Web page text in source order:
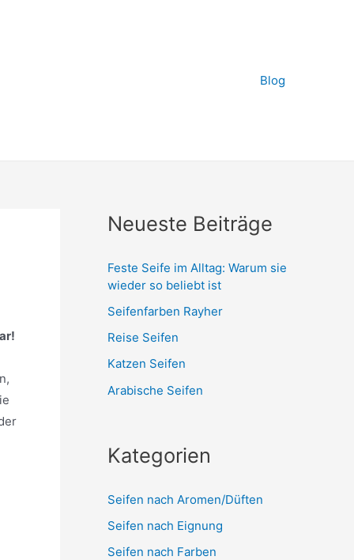
Blog
Neueste Beiträge
Feste Seife im Alltag: Warum sie
wieder so beliebt ist
Seifenfarben Rayher
Reise Seifen
Katzen Seifen
Arabische Seifen
Kategorien
Seifen nach Aromen/Düften
Seifen nach Eignung
Seifen nach Farben